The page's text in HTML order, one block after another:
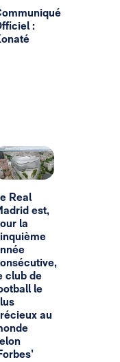
:
Real
est,
la
club de
le
au